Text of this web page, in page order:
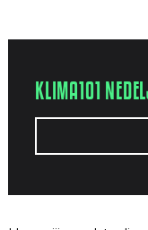
KLIMA101